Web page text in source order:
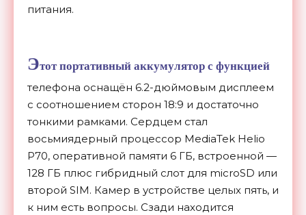
питания.
Этот портативный аккумулятор с функцией
телефона оснащён 6.2-дюймовым дисплеем
с соотношением сторон 18:9 и достаточно
тонкими рамками. Сердцем стал
восьмиядерный процессор MediaTek Helio
P70, оперативной памяти 6 ГБ, встроенной —
128 ГБ плюс гибридный слот для microSD или
второй SIM. Камер в устройстве целых пять, и
к ним есть вопросы. Сзади находится